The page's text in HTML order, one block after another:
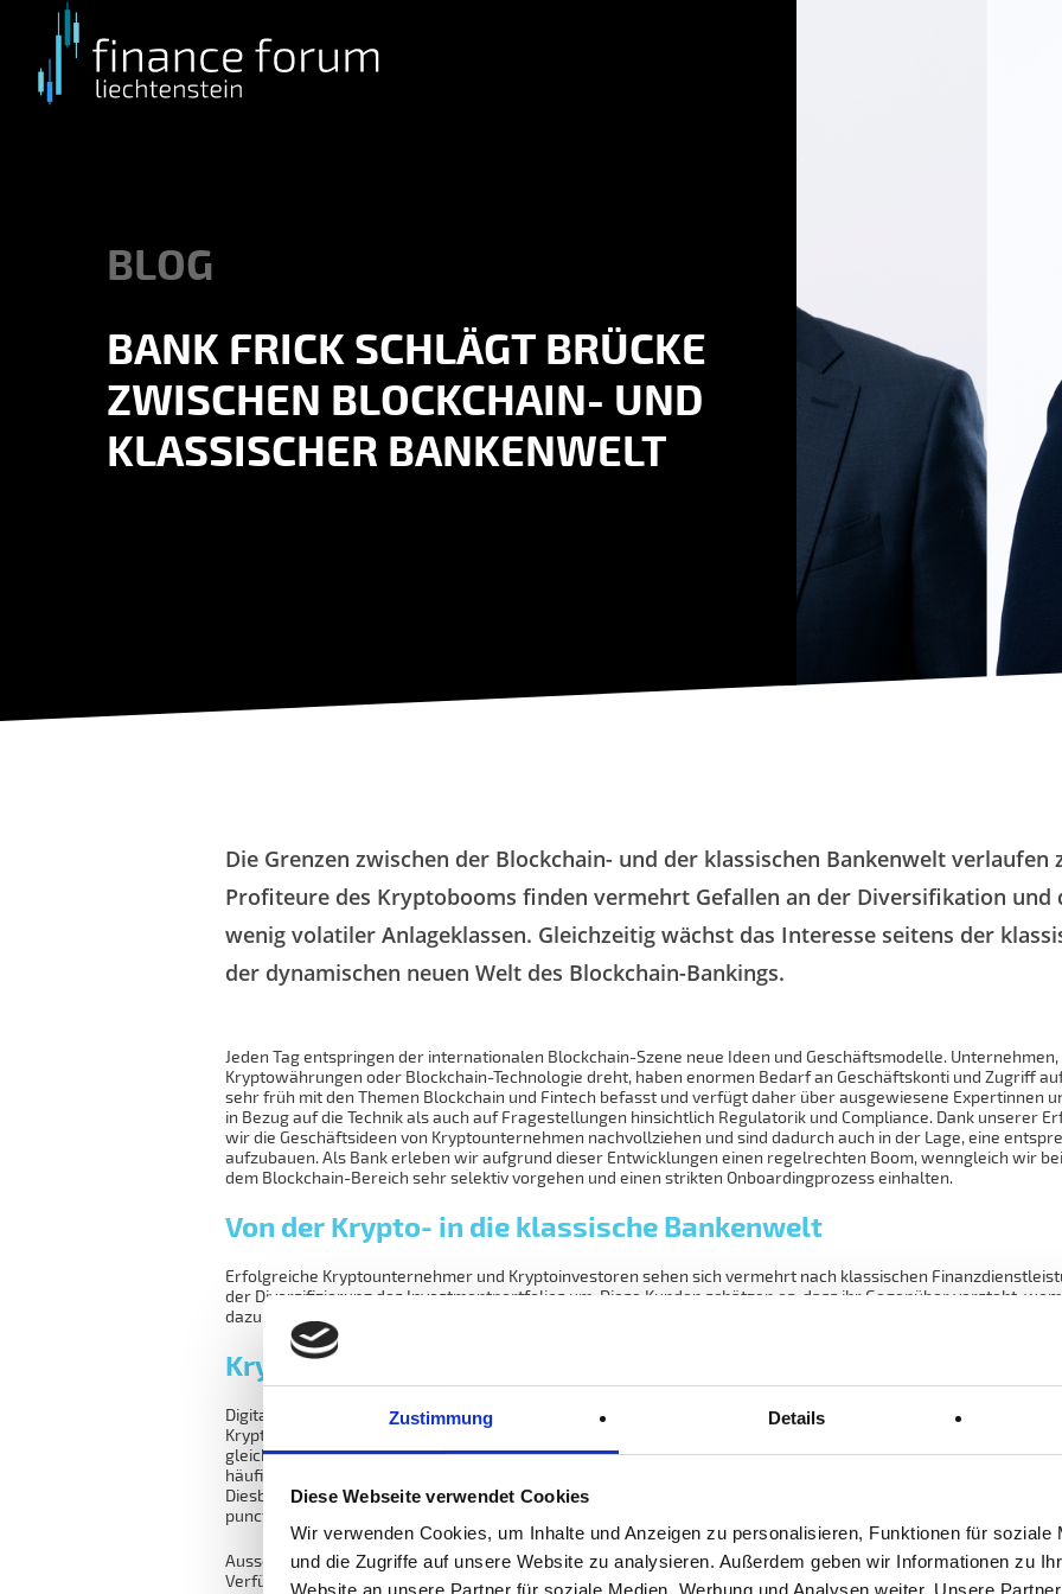
Zustimmung Details
Diese Webseite verwendet Cookies
Wir verwenden Cookies, um Inhalte und Anzeigen zu personalisieren, Funktionen für soziale
und die Zugriffe auf unsere Website zu analysieren. Außerdem geben wir Informationen zu
main
content
BLOG
BANK FRICK SCHLÄGT BRÜCKE
ZWISCHEN BLOCKCHAIN- UND
KLASSISCHER BANKENWELT
Die Grenzen zwischen der Blockchain- und der klassischen Bankenwelt verlaufen
Profiteure des Kryptobooms finden vermehrt Gefallen an der Diversifikation
wenig volatiler Anlageklassen. Gleichzeitig wächst das Interesse seitens der
der dynamischen neuen Welt des Blockchain-Bankings.
Jeden Tag entspringen der internationalen Blockchain-Szene neue Ideen und Geschäftsmodelle.
Kryptowährungen oder Blockchain-Technologie dreht, haben enormen Bedarf an Geschäftskonti und Zugriff
sehr früh mit den Themen Blockchain und Fintech befasst und verfügt daher über ausgewiesene Expertinnen
in Bezug auf die Technik als auch auf Fragestellungen hinsichtlich Regulatorik und Compliance. Dank unserer
wir die Geschäftsideen von Kryptounternehmen nachvollziehen und sind dadurch auch in der Lage, eine
aufzubauen. Als Bank erleben wir aufgrund dieser Entwicklungen einen regelrechten Boom, wenngleich wir
dem Blockchain-Bereich sehr selektiv vorgehen und einen strikten Onboardingprozess einhalten.
Von der Krypto- in die klassische Bankenwelt
Erfolgreiche Kryptounternehmer und Kryptoinvestoren sehen sich vermehrt nach klassischen
der Diversifizierung des Investmentportfolios um. Diese Kunden schätzen es, dass ihr Gegenüber versteht,
dazu beraten kann, wie das Kryptovermögen mit Hilfe klassischer Anlageformen vermehrt und abgesichert
Kryptowährungen sind salonfähig geworden
Digitales Geld ist spätestens seit der Coronapandemie ins Bewusstsein der Öffentlichkeit gerückt. Wenn selbst
Kryptowährungen berichten, sind diese definitiv im Mainstream angekommen. Krypto-Assets werden als
gleichermassen steigt die Nachfrage nach entsprechenden Bankdienstleistungen. Dies bestätigen auch
häufiger erhalten Finanzintermediäre Anfragen von Kunden zu Blockchain-Projekten oder zur Möglichkeit
Diesbezüglich haben wir eine sehr fortschrittliche Infrastruktur aufgebaut, die unseren Kunden den
puncto Sicherheit einzugehen.
Ausserdem stehen wir als erste Adresse in Liechtenstein gerne für Erfahrungsberichte oder für eine Prüfung
Verfügung. Mit unseren etablierten Prozessen unterstützen wir Finanzintermediäre und professionelle